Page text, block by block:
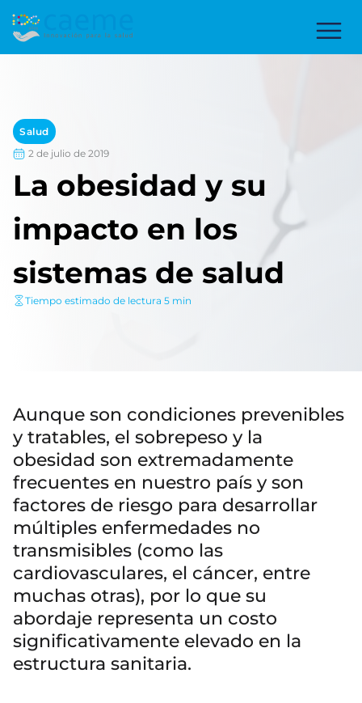
Salud
2 de julio de 2019
La obesidad y su
impacto en los
sistemas de salud
Tiempo estimado de lectura 5 min
Aunque son condiciones prevenibles
y tratables, el sobrepeso y la
obesidad son extremadamente
frecuentes en nuestro país y son
factores de riesgo para desarrollar
múltiples enfermedades no
transmisibles (como las
cardiovasculares, el cáncer, entre
muchas otras), por lo que su
abordaje representa un costo
significativamente elevado en la
estructura sanitaria.